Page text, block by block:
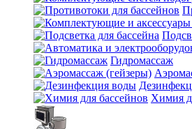
Гидромассаж
Химия